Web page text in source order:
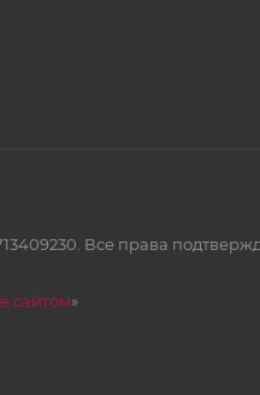
Все права
сайтом»